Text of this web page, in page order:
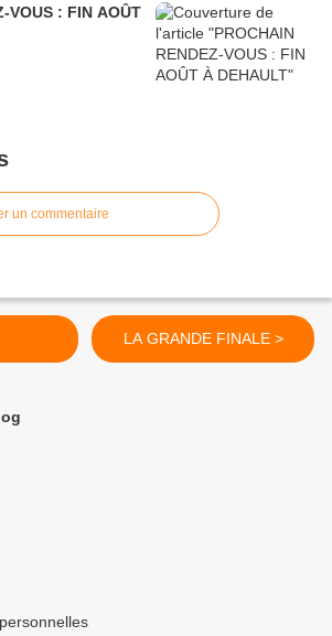
VOUS : FIN AOÛT
un commentaire
LA GRANDE FINALE >